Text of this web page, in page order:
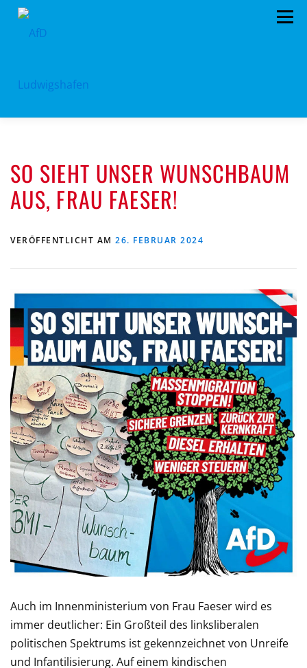
Zum
Menü
PROGRAMM KONTAKT SPENDEN
SO SIEHT UNSER WUNSCHBAUM
AUS, FRAU FAESER!
VERÖFFENTLICHT AM 26. FEBRUAR 2024
Auch im Innenministerium von Frau Faeser wird es
immer deutlicher: Ein Großteil des linksliberalen
politischen Spektrums ist gekennzeichnet von Unreife
und Infantilisierung. Auf einem kindischen